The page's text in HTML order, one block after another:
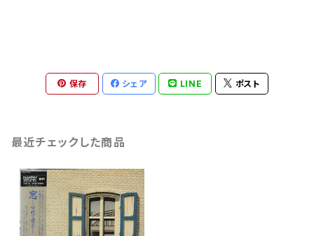
保存 シェア LINE ポスト
最近チェックした商品